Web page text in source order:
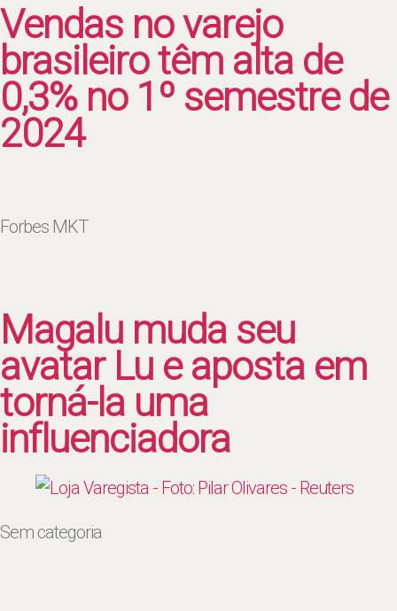
Vendas no varejo
brasileiro têm alta de
0,3% no 1º semestre de
2024
Forbes MKT
Magalu muda seu
avatar Lu e aposta em
torná-la uma
influenciadora
Sem categoria